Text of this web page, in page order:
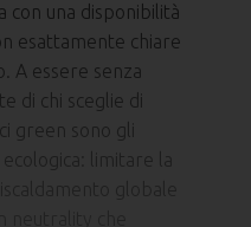
con una disponibilità
esattamente chiare
A essere senza
di chi sceglie di
green sono gli